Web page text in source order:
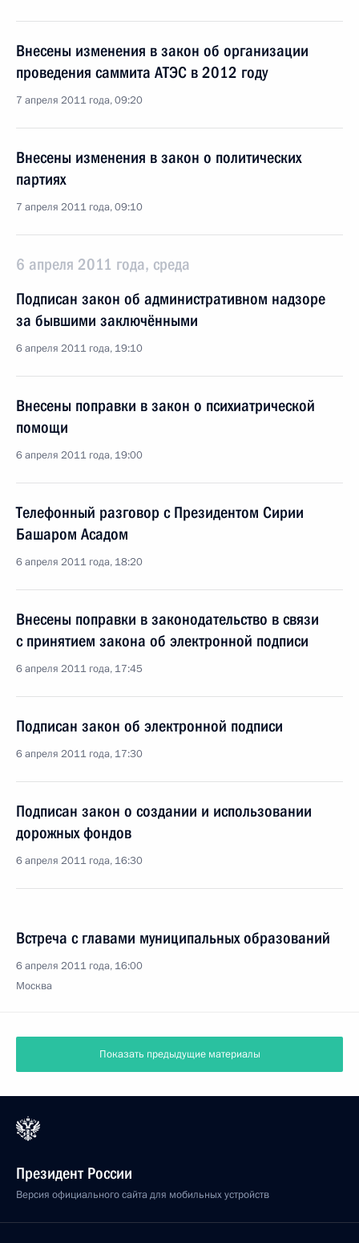
Внесены изменения в закон об организации
проведения саммита АТЭС в 2012 году
7 апреля 2011 года, 09:20
Внесены изменения в закон о политических
партиях
7 апреля 2011 года, 09:10
6 апреля 2011 года, среда
Подписан закон об административном надзоре
за бывшими заключёнными
6 апреля 2011 года, 19:10
Внесены поправки в закон о психиатрической
помощи
6 апреля 2011 года, 19:00
Телефонный разговор с Президентом Сирии
Башаром Асадом
6 апреля 2011 года, 18:20
Внесены поправки в законодательство в связи
с принятием закона об электронной подписи
6 апреля 2011 года, 17:45
Подписан закон об электронной подписи
6 апреля 2011 года, 17:30
Подписан закон о создании и использовании
дорожных фондов
6 апреля 2011 года, 16:30
Встреча с главами муниципальных образований
6 апреля 2011 года, 16:00
Москва
Показать предыдущие материалы
Президент России
Версия официального сайта для мобильных устройств